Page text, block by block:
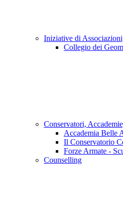
Iniziative di
Collegio dei
Conservatori,
Accademia Belle
Il Conservatorio
Forze Armate -
Counselling